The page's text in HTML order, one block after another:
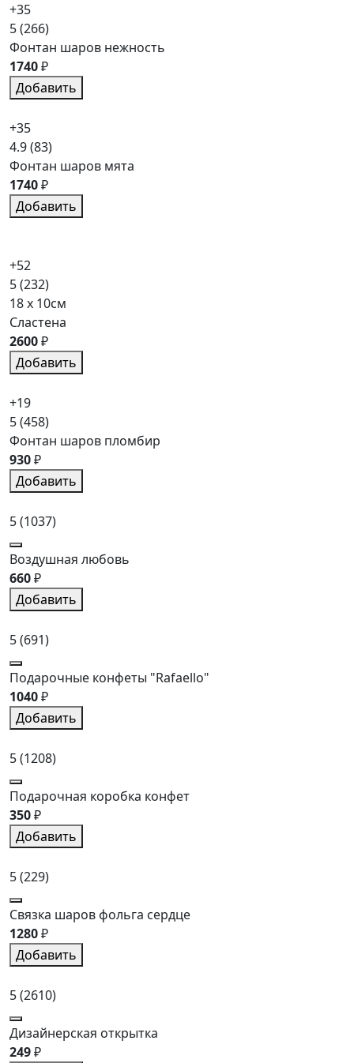
+35
5(266)
Фонтан шаров нежность
1740₽
Добавить
+35
4.9(83)
Фонтан шаров мята
1740₽
Добавить
+52
5(232)
18 x 10см
Сластена
2600₽
Добавить
+19
5(458)
Фонтан шаров пломбир
930₽
Добавить
5(1037)
Воздушная любовь
660₽
Добавить
5(691)
Подарочные конфеты "Rafaello"
1040₽
Добавить
5(1208)
Подарочная коробка конфет
350₽
Добавить
5(229)
Связка шаров фольга сердце
1280₽
Добавить
5(2610)
Дизайнерская открытка
249₽